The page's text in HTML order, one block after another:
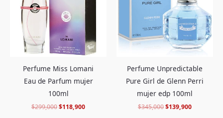
Perfume Miss Lomani
Eau de Parfum mujer
100ml
$299,000$118,900
Perfume Unpredictable
Pure Girl de Glenn Perri
mujer edp 100ml
$345,000$139,900